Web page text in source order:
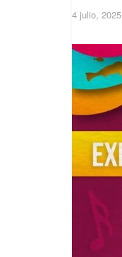
4 julio, 2025